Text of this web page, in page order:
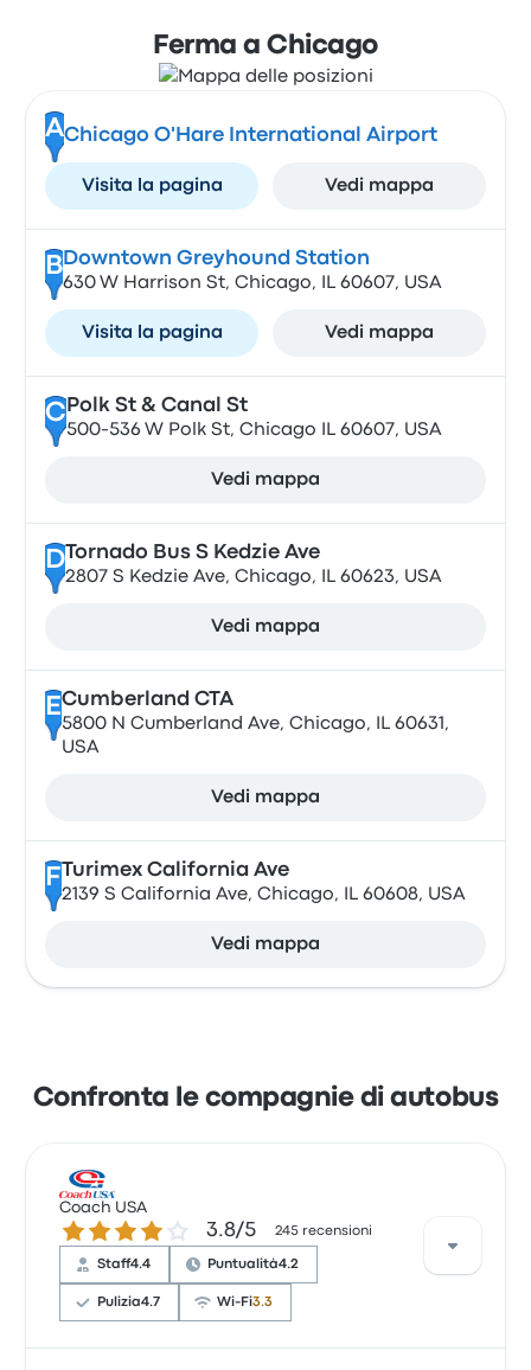
Ferma a Chicago
AChicago O'Hare International Airport
Visita la pagina Vedi mappa
B Downtown Greyhound Station
630 W Harrison St, Chicago, IL 60607, USA
Visita la pagina Vedi mappa
CPolk St & Canal St
500-536 W Polk St, Chicago IL 60607, USA
Vedi mappa
DTornado Bus S Kedzie Ave
2807 S Kedzie Ave, Chicago, IL 60623, USA
Vedi mappa
ECumberland CTA
5800 N Cumberland Ave, Chicago, IL 60631,
USA
Vedi mappa
F Turimex California Ave
2139 S California Ave, Chicago, IL 60608, USA
Vedi mappa
Confronta le compagnie di autobus
Coach USA
3.8 su 5 stelle 3.8/5 245 recensioni
Staff4.4 Puntualità4.2
Pulizia4.7 Wi-Fi3.3